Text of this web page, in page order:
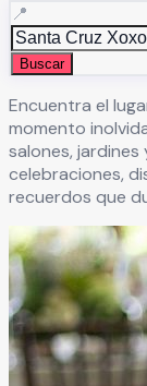
📍
Buscar
Encuentra el
momento
salones,
celebraciones,
recuerdos que